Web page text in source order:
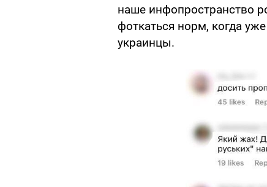
наше инфопространство
фоткаться норм, когда
украинцы.